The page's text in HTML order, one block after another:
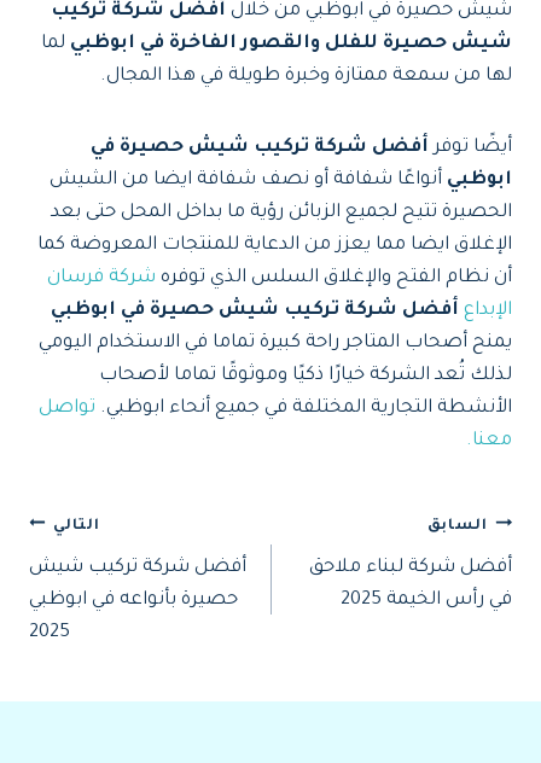
شيش حصيرة في ابوظبي من خلال أفضل شركة تركيب
شيش حصيرة للفلل والقصور الفاخرة في ابوظبي لما
لها من سمعة ممتازة وخبرة طويلة في هذا المجال.
أيضًا توفر أفضل شركة تركيب شيش حصيرة في
ابوظبي أنواعًا شفافة أو نصف شفافة ايضا من الشيش
الحصيرة تتيح لجميع الزبائن رؤية ما بداخل المحل حتى بعد
الإغلاق ايضا مما يعزز من الدعاية للمنتجات المعروضة كما
أن نظام الفتح والإغلاق السلس الذي توفره شركة فرسان
الإبداع أفضل شركة تركيب شيش حصيرة في ابوظبي
يمنح أصحاب المتاجر راحة كبيرة تماما في الاستخدام اليومي
لذلك تُعد الشركة خيارًا ذكيًا وموثوقًا تماما لأصحاب
الأنشطة التجارية المختلفة في جميع أنحاء ابوظبي. تواصل
معنا.
تصفّح
المقالات
السابق
أفضل شركة لبناء ملاحق
في رأس الخيمة 2025
التالي
أفضل شركة تركيب شيش
حصيرة بأنواعه في ابوظبي
2025